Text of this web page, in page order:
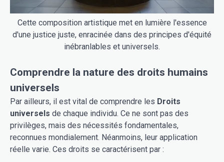
Cette composition artistique met en lumière l'essence
d'une justice juste, enracinée dans des principes d'équité
inébranlables et universels.
Comprendre la nature des droits humains
universels
Par ailleurs, il est vital de comprendre les Droits
universels de chaque individu. Ce ne sont pas des
privilèges, mais des nécessités fondamentales,
reconnues mondialement. Néanmoins, leur application
réelle varie. Ces droits se caractérisent par :